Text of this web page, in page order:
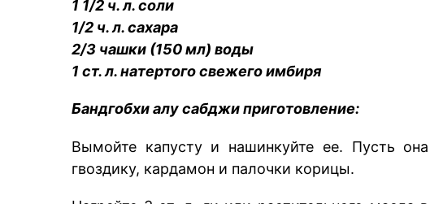
1 1/2 ч. л. соли
1/2 ч. л. сахара
2/3 чашки (150 мл) воды
1 ст. л. натертого свежего имбиря
Бандгобхи алу сабджи приготовление:
Вымойте капусту и нашинкуйте ее. Пусть
гвоздику, кардамон и палочки корицы.